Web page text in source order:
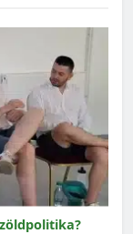
lábnyom